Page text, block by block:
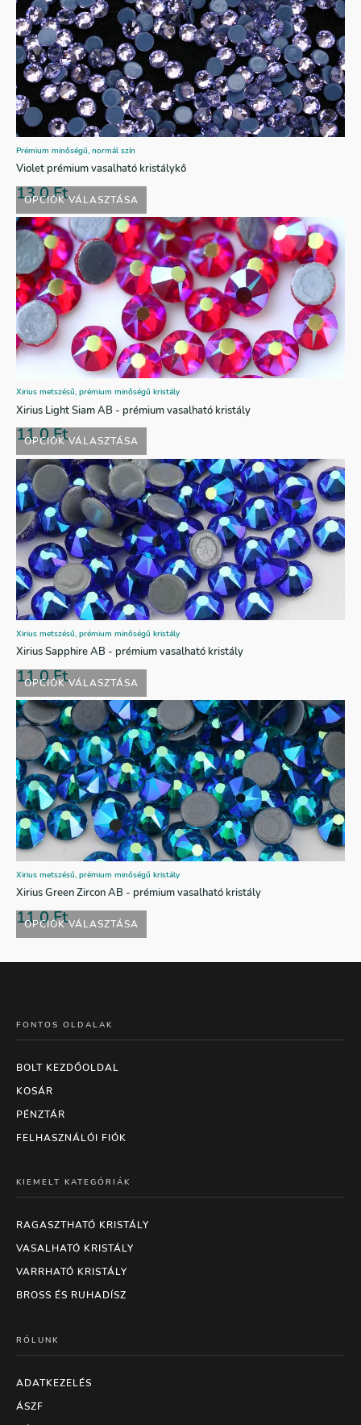
OPCIÓK VÁLASZTÁSA
Prémium minőségű, normál szín
Violet prémium vasalható kristálykő
13,0Ft
OPCIÓK VÁLASZTÁSA
Xirius metszésű, prémium minőségű kristály
Xirius Light Siam AB - prémium vasalható kristály
11,0Ft
OPCIÓK VÁLASZTÁSA
Xirius metszésű, prémium minőségű kristály
Xirius Sapphire AB - prémium vasalható kristály
11,0Ft
OPCIÓK VÁLASZTÁSA
Xirius metszésű, prémium minőségű kristály
Xirius Green Zircon AB - prémium vasalható kristály
11,0Ft
FONTOS OLDALAK
BOLT KEZDŐOLDAL
KOSÁR
PÉNZTÁR
FELHASZNÁLÓI FIÓK
KIEMELT KATEGÓRIÁK
RAGASZTHATÓ KRISTÁLY
VASALHATÓ KRISTÁLY
VARRHATÓ KRISTÁLY
BROSS ÉS RUHADÍSZ
RÓLUNK
ADATKEZELÉS
ÁSZF